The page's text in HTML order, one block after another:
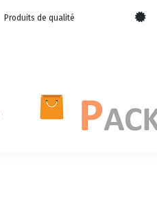
Produits de qualité